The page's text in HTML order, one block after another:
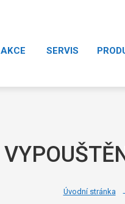
AKCE SERVIS
Úvodní stránka